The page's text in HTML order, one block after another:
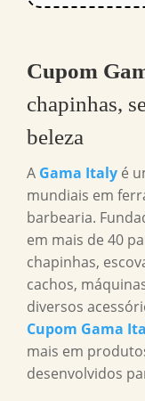
Cupom
chapinhas,
beleza
A Gama Italy é
mundiais em
barbearia.
em mais de 40
chapinhas,
cachos,
diversos
Cupom Gama
mais em
desenvolvidos